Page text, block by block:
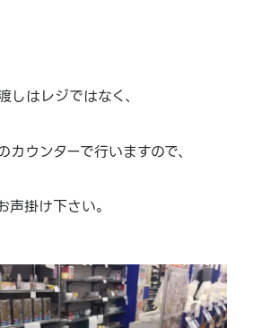
はレジではなく、
ウンターで行いますので、
掛け下さい。